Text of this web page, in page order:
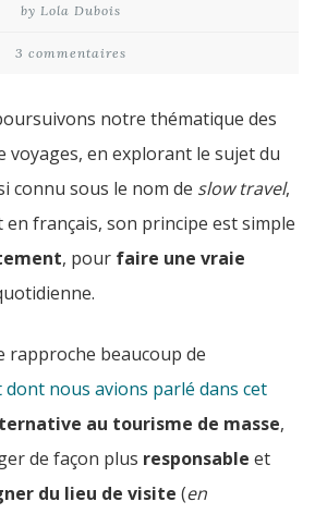
by Lola Dubois
3 commentaires
notre thématique des
voyages, en explorant le sujet du
connu sous le nom de slow travel,
français, son principe est simple
, pour faire une vraie
rapproche beaucoup de
nous avions parlé dans cet
au tourisme de masse,
de façon plus responsable et
du lieu de visite (en